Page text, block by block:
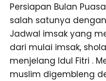
Persiapan Bulan
salah satunya
Jadwal imsak yang
dari mulai imsak,
menjelang Idul Fitri .
muslim digembleng